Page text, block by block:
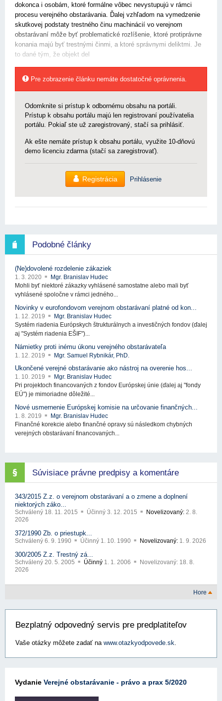
dokonca i osobám, ktoré formálne vôbec nevystupujú v rámci
procesu verejného obstarávania. Ďalej vzhľadom na vymedzenie
skutkovej podstaty trestného činu machinácií vo verejnom
obstarávaní môže byť problematické rozlíšenie, ktoré protiprávne
konania majú byť trestnými činmi, a ktoré správnymi deliktmi. Je
to dané tým, že objekt del
Pre zobrazenie článku nemáte dostatočné oprávnenia.
Odomknite si prístup k odbornému obsahu na portáli.
Prístup k obsahu portálu majú len registrovaní používatelia
portálu. Pokiaľ ste už zaregistrovaný, stačí sa prihlásiť.
Ak ešte nemáte prístup k obsahu portálu, využite 10-dňovú
demo licenciu zdarma (stačí sa zaregistrovať).
Registrácia Prihlásenie
Podobné články
(Ne)dovolené rozdelenie zákaziek
1. 3. 2020
Mgr. Branislav Hudec
Mohli byť niektoré zákazky vyhlásené samostatne alebo mali byť
vyhlásené spoločne v rámci jedného...
Novinky v eurofondovom verejnom obstarávaní platné od kon...
1. 12. 2019
Mgr. Branislav Hudec
Systém riadenia Európskych štrukturálnych a investičných fondov (ďalej
aj "Systém riadenia EŠIF")...
Námietky proti inému úkonu verejného obstarávateľa
1. 12. 2019 Mgr. Samuel Rybnikár, PhD.
Ukončené verejné obstarávanie ako nástroj na overenie hos...
1. 10. 2019
Mgr. Branislav Hudec
Pri projektoch financovaných z fondov Európskej únie (ďalej aj "fondy
EÚ") je mimoriadne dôležité...
Nové usmernenie Európskej komisie na určovanie finančných...
1. 8. 2019
Mgr. Branislav Hudec
Finančné korekcie alebo finančné opravy sú následkom chybných
verejných obstarávaní financovaných...
Súvisiace právne predpisy a komentáre
343/2015 Z.z. o verejnom obstarávaní a o zmene a doplnení
niektorých záko...
Schválený 18. 11. 2015 Účinný 3. 12. 2015 Novelizovaný: 2. 8.
2026
372/1990 Zb. o priestupk...
Schválený 6. 9. 1990 Účinný 1. 10. 1990 Novelizovaný: 1. 9. 2026
300/2005 Z.z. Trestný zá...
Schválený 20. 5. 2005 Účinný 1. 1. 2006 Novelizovaný: 18. 8.
2026
Hore
Bezplatný odpovedný servis pre predplatiteľov
Vaše otázky môžete zadať na www.otazkyodpovede.sk.
Vydanie Verejné obstarávanie - právo a prax 5/2020